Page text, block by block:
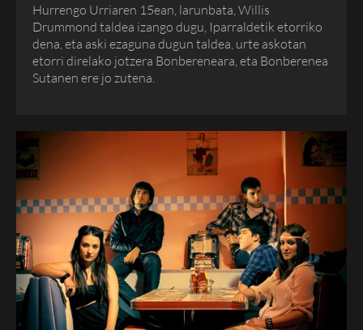
Hurrengo Urriaren 15ean, larunbata, Willis
Drummond taldea izango dugu, Iparraldetik etorriko
dena, eta aski ezaguna dugun taldea, urte askotan
etorri direlako jotzera Bonbereneara, eta Bonberenea
Sutanen ere jo zutena.